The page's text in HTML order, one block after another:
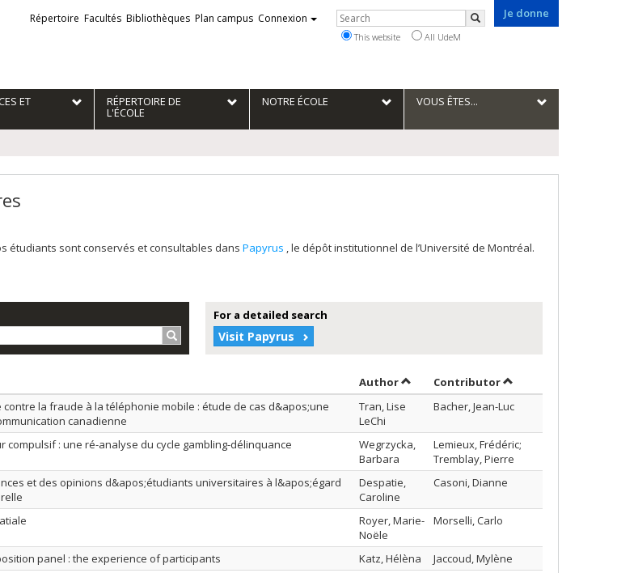
Je donne
Liens
externes
Répertoire Facultés Bibliothèques Plan campus Connexion Rechercher
Search
This website All UdeM
ET RÉPERTOIRE DE
L'ÉCOLE
NOTRE ÉCOLE VOUS ÊTES...
étudiants sont conservés et consultables dans Papyrus , le dépôt institutionnel de l’Université de Montréal.
Search…
For a detailed search
Visit Papyrus
order
descending order AuthorSort by author in descending order
Contributorby contributor in
contre la fraude à la téléphonie mobile : étude de cas d&apos;une
canadienne
Tran, Lise
LeChi
Bacher, Jean-Luc
compulsif : une ré-analyse du cycle gambling-délinquance
Wegrzycka,
Barbara
Lemieux, Frédéric;
Tremblay, Pierre
et des opinions d&apos;étudiants universitaires à l&apos;égard
Despatie,
Caroline
Casoni, Dianne
Royer, Marie-
Noële
Morselli, Carlo
panel : the experience of participants Katz, Hélèna
Jaccoud, Mylène